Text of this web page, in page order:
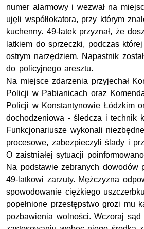
numer alarmowy i wezwał na
ujęli współlokatora, przy którym
kuchenny. 49-latek przyznał, że
latkiem do sprzeczki, podczas
ostrym narzędziem. Napastnik
do policyjnego aresztu.
Na miejsce zdarzenia przyjechał
Policji w Pabianicach oraz
Policji w Konstantynowie Łódzkim
dochodzeniowa - śledcza i technik
Funkcjonariusze wykonali
procesowe, zabezpieczyli ślady i
O zaistniałej sytuacji
Na podstawie zebranych dowodów
49-latkowi zarzuty. Mężczyzna
spowodowanie ciężkiego
popełnione przestępstwo grozi mu
pozbawienia wolności. Wczoraj sąd